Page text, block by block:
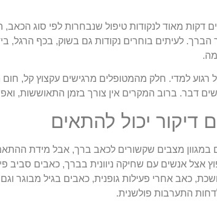
דקות מאוד לנקודות טיפול שנבחרות לפי סוג הכאב,
הברך. לעיתים בוחרים נקודות גם בשוק, בכף הרגל,
רגוע למדי. חלק מהמטופלים מרגישים עקצוץ קל,
דבר. ברוב המקרים אין צורך בזמן התאוששות,
דיקור יכול להתאים
במגוון מצבים שקשורים לכאב ברך, אבל מידת
אצל אנשים עם שחיקה ניוונית בברך, כאבים סביב
כאב אחרי פעילות גופנית, כאבים בגיל מבוגר
התערבות פולשנית.